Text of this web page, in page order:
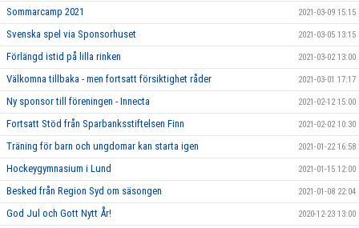
Sommarcamp 2021 2021-03-09 15:15
Svenska spel via Sponsorhuset 2021-03-05 13:15
Förlängd istid på lilla rinken 2021-03-02 13:00
Välkomna tillbaka - men fortsatt försiktighet råder 2021-03-01 17:17
Ny sponsor till föreningen - Innecta 2021-02-12 15:00
Fortsatt Stöd från Sparbanksstiftelsen Finn 2021-02-02 10:30
Träning för barn och ungdomar kan starta igen 2021-01-22 16:58
Hockeygymnasium i Lund 2021-01-15 12:00
Besked från Region Syd om säsongen 2021-01-08 22:04
God Jul och Gott Nytt År! 2020-12-23 13:00